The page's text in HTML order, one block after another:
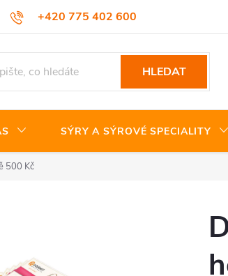
+420 775 402 600
HLEDAT
SÝRY A SÝROVÉ SPECIALITY
500 Kč